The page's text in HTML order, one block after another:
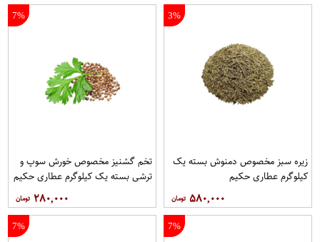
3%
زیره سبز مخصوص دمنوش بسته یک
کیلوگرم عطاری حکیم
۵۸۰,۰۰۰
7%
تخم گشنیز مخصوص خورش سوپ و
ترشی بسته یک کیلوگرم عطاری حکیم
۲۸۰,۰۰۰
7%
7%